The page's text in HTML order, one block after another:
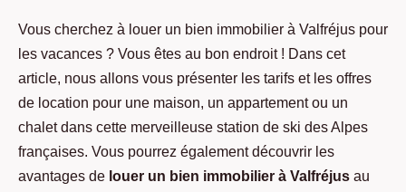
Vous cherchez à louer un bien immobilier à Valfréjus pour
les vacances ? Vous êtes au bon endroit ! Dans cet
article, nous allons vous présenter les tarifs et les offres
de location pour une maison, un appartement ou un
chalet dans cette merveilleuse station de ski des Alpes
françaises. Vous pourrez également découvrir les
avantages de louer un bien immobilier à Valfréjus au